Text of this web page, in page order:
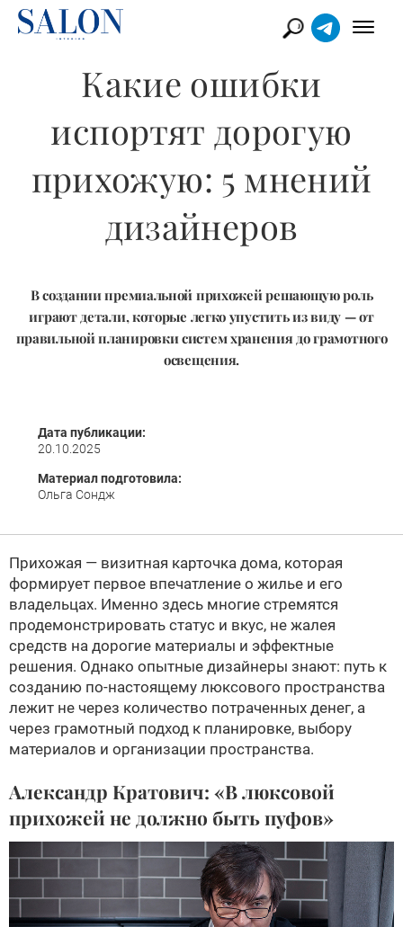
Какие ошибки
испортят дорогую
прихожую: 5 мнений
дизайнеров
В создании премиальной прихожей решающую роль
играют детали, которые легко упустить из виду — от
правильной планировки систем хранения до грамотного
освещения.
Дата публикации:
20.10.2025
Материал подготовила:
Ольга Сондж
Прихожая — визитная карточка дома, которая
формирует первое впечатление о жилье и его
владельцах. Именно здесь многие стремятся
продемонстрировать статус и вкус, не жалея
средств на дорогие материалы и эффектные
решения. Однако опытные дизайнеры знают: путь к
созданию по-настоящему люксового пространства
лежит не через количество потраченных денег, а
через грамотный подход к планировке, выбору
материалов и организации пространства.
Александр Кратович: «В люксовой
прихожей не должно быть пуфов»